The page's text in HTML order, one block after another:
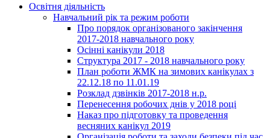
Освітня діяльність
Навчальний рік та режим роботи
Про порядок організованого закінчення
2017-2018 навчального року
Осінні канікули 2018
Структура 2017 - 2018 навчального року
План роботи ЖМК на зимових канікулах з
22.12.18 по 11.01.19
Розклад дзвінків 2017-2018 н.р.
Перенесення робочих днів у 2018 році
Наказ про підготовку та проведення
весняних канікул 2019